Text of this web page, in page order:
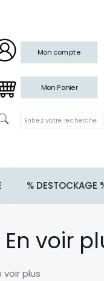
Mon compte
Mon Panier
% DESTOCKAGE
En voir
voir plus